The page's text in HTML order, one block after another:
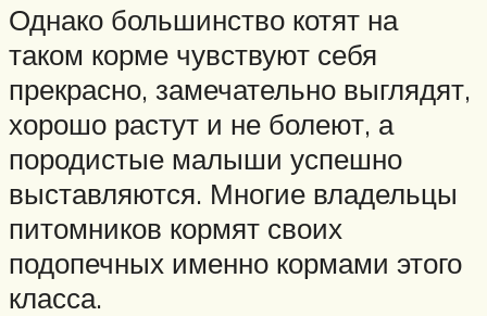
Однако большинство котят на
таком корме чувствуют себя
прекрасно, замечательно выглядят,
хорошо растут и не болеют, а
породистые малыши успешно
выставляются. Многие владельцы
питомников кормят своих
подопечных именно кормами этого
класса.